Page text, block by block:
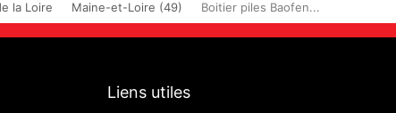
la Loire Maine-et-Loire (49) Boitier piles Baofen...
Liens utiles